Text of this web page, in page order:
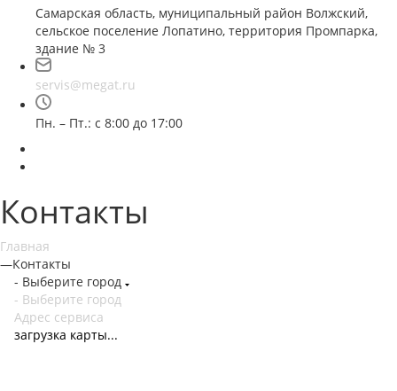
Самарская область, муниципальный район Волжский,
сельское поселение Лопатино, территория Промпарка,
здание № 3
servis@megat.ru
Пн. – Пт.: с 8:00 до 17:00
Контакты
Главная
—Контакты
- Выберите город
- Выберите город
Адрес сервиса
загрузка карты...